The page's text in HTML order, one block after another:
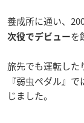
養成所に通い、
次役でデビューを
旅先でも運転した
『弱虫ペダル』
じました。